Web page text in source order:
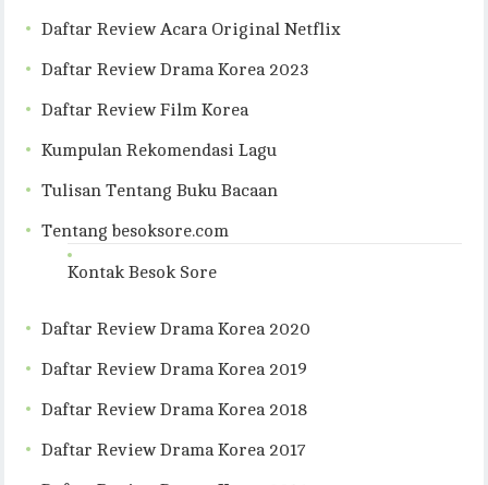
Daftar Review Acara Original Netflix
Daftar Review Drama Korea 2023
Daftar Review Film Korea
Kumpulan Rekomendasi Lagu
Tulisan Tentang Buku Bacaan
Tentang besoksore.com
Kontak Besok Sore
Daftar Review Drama Korea 2020
Daftar Review Drama Korea 2019
Daftar Review Drama Korea 2018
Daftar Review Drama Korea 2017